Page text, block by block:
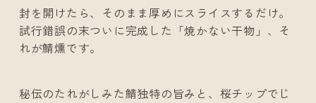
封を開けたら、そのまま厚めにスライスするだけ。
試行錯誤の末ついに完成した「焼かない干物」、そ
れが鯖燻です。
秘伝のたれがしみた鯖独特の旨みと、桜チップでじ